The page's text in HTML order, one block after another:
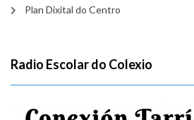
Plan Dixital do Centro
Radio Escolar do Colexio